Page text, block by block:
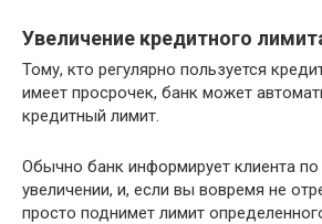
Увеличение кредитного
Тому, кто регулярно пользуется
имеет просрочек, банк может
кредитный лимит.
Обычно банк информирует клиента
увеличении, и, если вы вовремя не
просто поднимет лимит